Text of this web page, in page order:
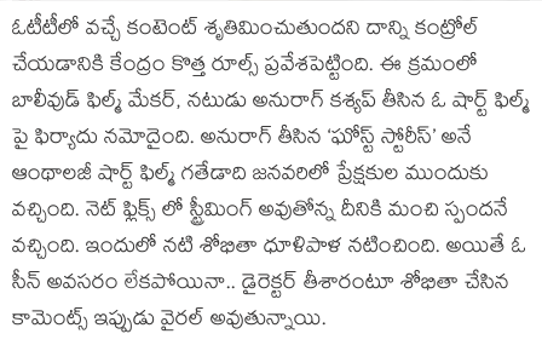
ఓటీటీలో వచ్చే కంటెంట్ శృతిమించుతుందని దాన్ని కంట్రోల్
చేయడానికి కేంద్రం కొత్త రూల్స్ ప్రవేశపెట్టింది. ఈ క్రమంలో
బాలీవుడ్ ఫిల్మ్ మేకర్, నటుడు అనురాగ్ కశ్యప్ తీసిన ఓ షార్ట్ ఫిల్మ్
పై ఫిర్యాదు నమోదైంది. అనురాగ్ తీసిన ‘ఘోస్ట్ స్టోరీస్’ అనే
ఆంథాలజీ షార్ట్ ఫిల్మ్ గతేడాది జనవరిలో ప్రేక్షకుల ముందుకు
వచ్చింది. నెట్ ఫ్లిక్స్ లో స్ట్రీమింగ్ అవుతోన్న దీనికి మంచి స్పందనే
వచ్చింది. ఇందులో నటి శోభితా ధూళిపాళ నటించింది. అయితే ఓ
సీన్ అవసరం లేకపోయినా.. డైరెక్టర్ తీశారంటూ శోభితా చేసిన
కామెంట్స్ ఇప్పుడు వైరల్ అవుతున్నాయి.